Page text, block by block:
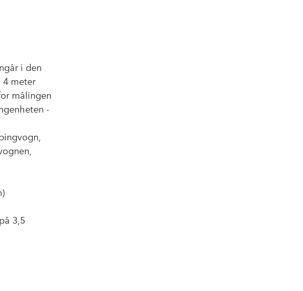
i den
4 meter
målingen
-
3,5